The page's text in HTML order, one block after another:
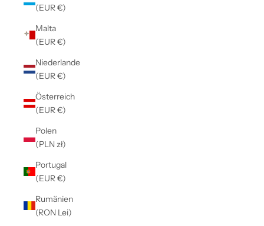
(EUR €)
Malta
(EUR €)
Niederlande
(EUR €)
Österreich
(EUR €)
Polen
(PLN zł)
Portugal
(EUR €)
Rumänien
(RON Lei)